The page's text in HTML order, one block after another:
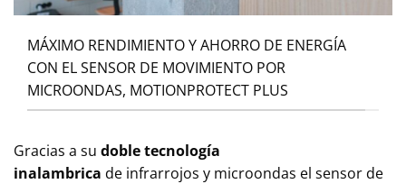
MÁXIMO RENDIMIENTO Y AHORRO DE ENERGÍA
CON EL SENSOR DE MOVIMIENTO POR
MICROONDAS, MOTIONPROTECT PLUS
Gracias a su doble tecnología
inalambrica de infrarrojos y microondas el sensor de